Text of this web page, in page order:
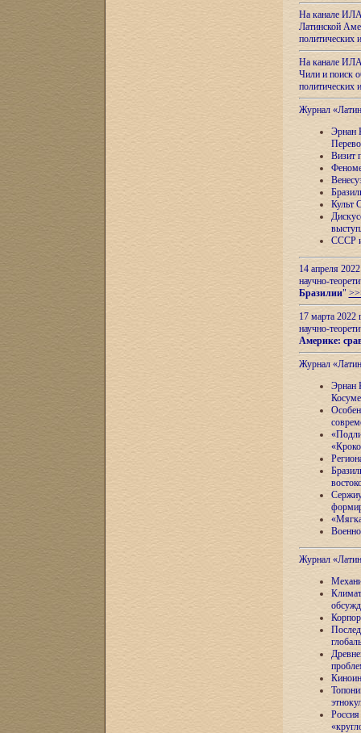
На канале
Латинской
На канале
Чили и поиск
Журнал
Эрнан
Визит
Культ
СССР и
14 апреля
научно-
Бразилии"
17 марта 2022
научно-
Америке:
Журнал
Эрнан
Журнал